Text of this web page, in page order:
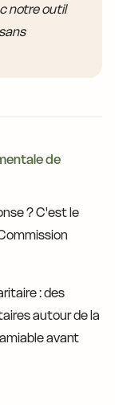
notre outil
de
? C'est le
: des
autour de la
avant